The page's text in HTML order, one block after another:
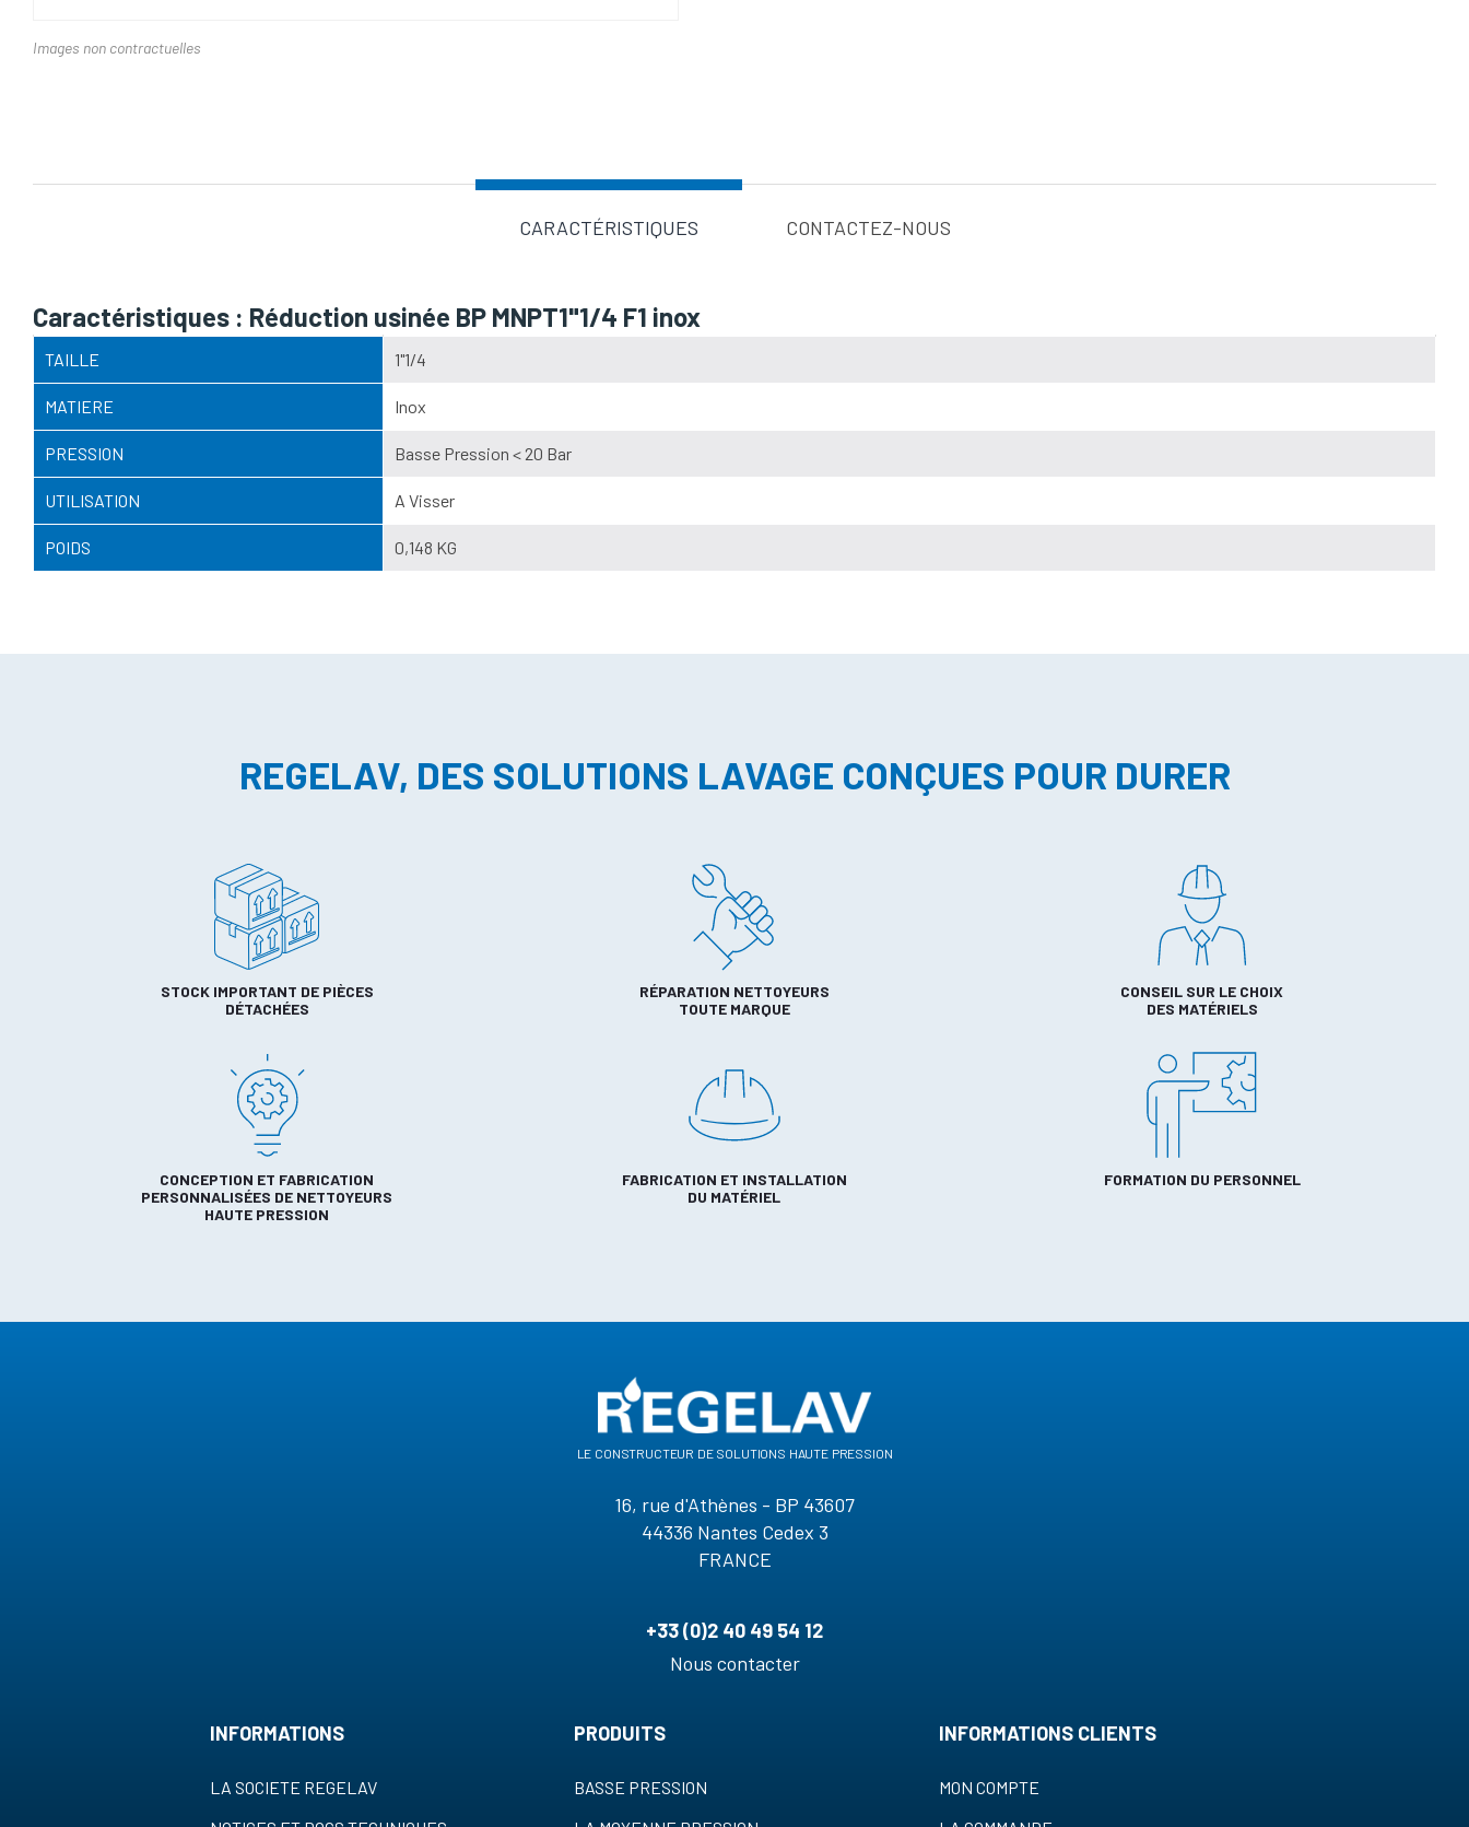
Images non contractuelles
CARACTÉRISTIQUES CONTACTEZ-NOUS
Caractéristiques : Réduction usinée BP MNPT1"1/4 F1 inox
TAILLE 1"1/4
MATIERE Inox
PRESSION Basse Pression < 20 Bar
UTILISATION A Visser
POIDS 0,148 KG
REGELAV, DES SOLUTIONS LAVAGE CONÇUES POUR DURER
STOCK IMPORTANT DE PIÈCES
DÉTACHÉES
RÉPARATION NETTOYEURS
TOUTE MARQUE
CONSEIL SUR LE CHOIX
DES MATÉRIELS
CONCEPTION ET FABRICATION
PERSONNALISÉES DE NETTOYEURS
HAUTE PRESSION
FABRICATION ET INSTALLATION
DU MATÉRIEL
FORMATION DU PERSONNEL
le constructeur de solutions haute pression
16, rue d'Athènes - BP 43607
44336 Nantes Cedex 3
FRANCE
+33 (0)2 40 49 54 12
Nous contacter
INFORMATIONS
LA SOCIETE REGELAV
PRODUITS
BASSE PRESSION
INFORMATIONS CLIENTS
MON COMPTE